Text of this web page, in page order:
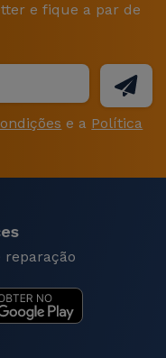
e fique a par de
e a Política
reparação